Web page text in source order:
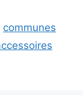
communes